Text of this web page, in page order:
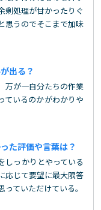
剰処理が甘かったりぐ
思うのでそこまで加味
出る？
万が一自分たちの作業
ているのかがわかりや
た評価や言葉は？
しっかりとやっている
応じて要望に最大限答
ていただけている。